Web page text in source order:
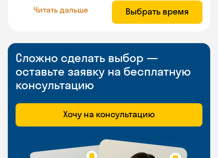
Читать дальше Выбрать время
Сложно сделать выбор —
оставьте заявку на бесплатную
консультацию
Хочу на консультацию